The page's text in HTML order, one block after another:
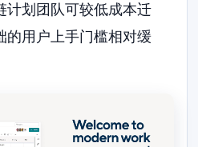
计划团队可较低成本迁
的用户上手门槛相对缓